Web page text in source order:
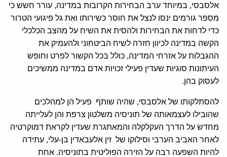
אלסבסי, במיוחד ערב הבחירות הקרובות במדינה, עורר חשש כי
מספר גורמים ינסו לנצל את חוסר כשירותו ואת גל פיגועי הטרור
כדי לדחות את הבחירות ולהסית את השיח על מהצב הכלכלי
הקשה במדינה לכיוון חזרה לשיח הביטחוני ולהעמיק את
ההגבלות על אזרחי המדינה, כולל בכל הקשור לפרט וחופש
העיתונות סוגיות שעדין פעילי זכויות אדם במדינה ממשיכים
לעסוק בהן.
להסתלקותו של אלסבסי, שהיה שותף פעיל הן למהלכים
שהובילו לעצמאותה של תוניסיה משלטון צרפת והן לעלייתה
מחדש על הדרך העקלקלה והמאתגרת שעדין לקראת דמוקרטיה
לאחר האביב הערבי וסילוקו של זין אלעבאדין בן-עלי, עתידה
להיות השפעה רבה על הזירה הפוליטית בתוניסיה. אחת